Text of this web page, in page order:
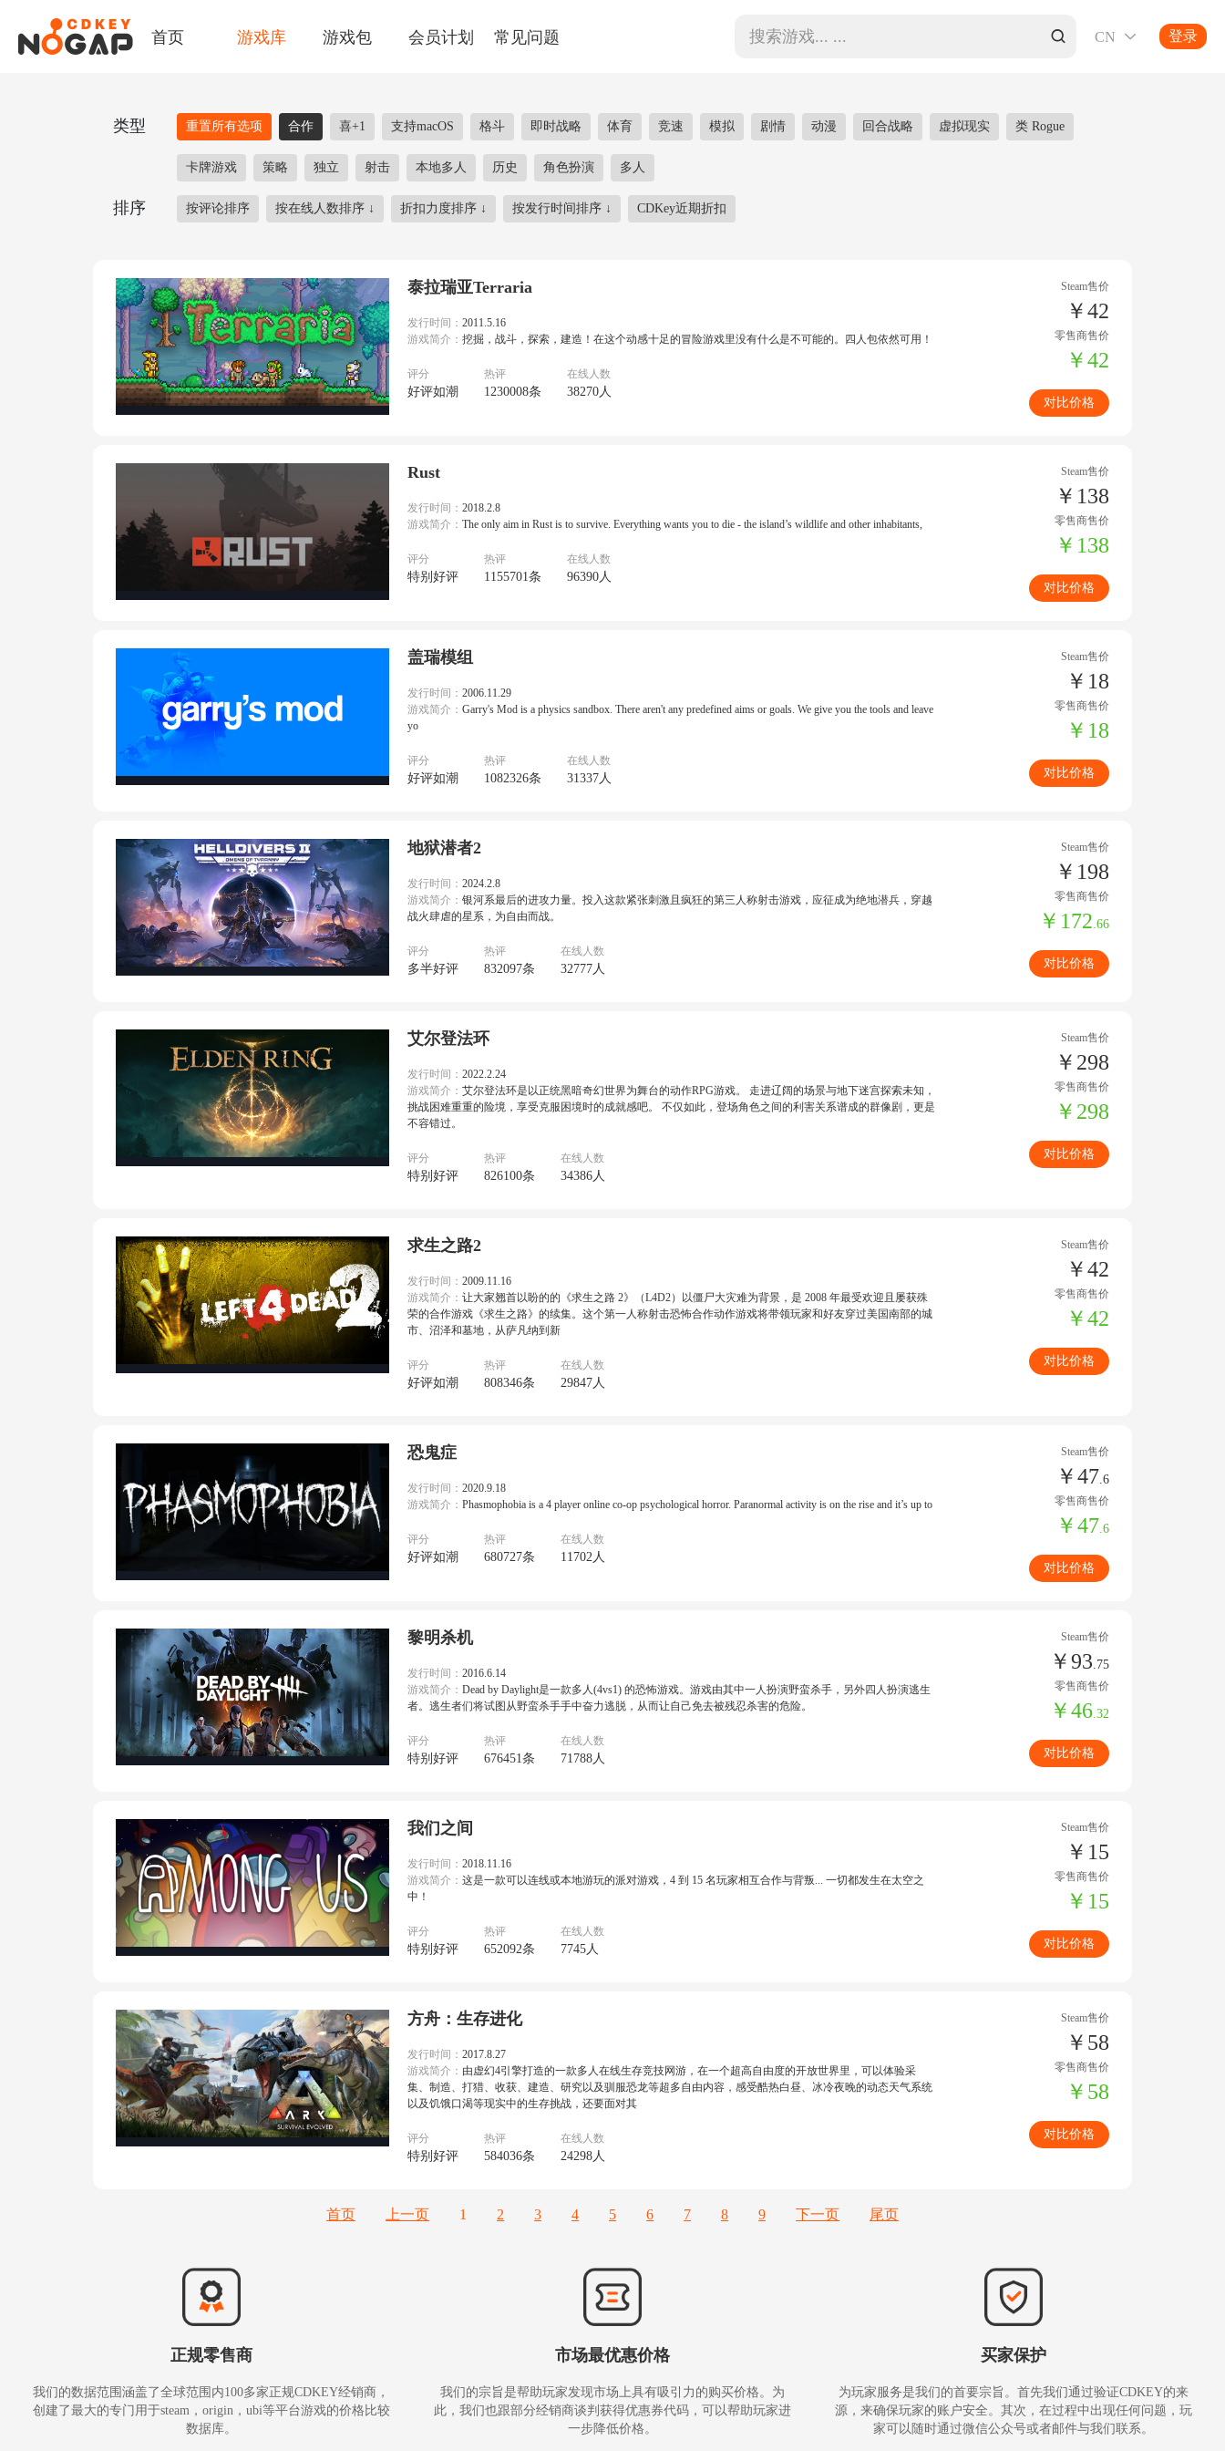
首页 游戏库 游戏包 会员计划 常见问题 CN  登录
类型 重置所有选项 合作 喜+1 支持macOS 格斗 即时战略 体育 竞速 模拟 剧情 动漫 回合战略 虚拟现实 类 Rogue
卡牌游戏 策略 独立 射击 本地多人 历史 角色扮演 多人
排序 按评论排序 按在线人数排序 ↓ 折扣力度排序 ↓ 按发行时间排序 ↓ CDKey近期折扣
泰拉瑞亚Terraria
发行时间： 2011.5.16
游戏简介： 挖掘，战斗，探索，建造！在这个动感十足的冒险游戏里没有什么是不可能的。四人包依然可用！
评分
好评如潮
热评
1230008条
在线人数
38270人
Steam售价
￥42
零售商售价
￥42
对比价格
Rust
发行时间： 2018.2.8
游戏简介： The only aim in Rust is to survive. Everything wants you to die - the island’s wildlife and other inhabitants,
评分
特别好评
热评
1155701条
在线人数
96390人
Steam售价
￥138
零售商售价
￥138
对比价格
盖瑞模组
发行时间： 2006.11.29
游戏简介： Garry's Mod is a physics sandbox. There aren't any predefined aims or goals. We give you the tools and leave
yo
评分
好评如潮
热评
1082326条
在线人数
31337人
Steam售价
￥18
零售商售价
￥18
对比价格
地狱潜者2
发行时间： 2024.2.8
游戏简介： 银河系最后的进攻力量。投入这款紧张刺激且疯狂的第三人称射击游戏，应征成为绝地潜兵，穿越
战火肆虐的星系，为自由而战。
评分
多半好评
热评
832097条
在线人数
32777人
Steam售价
￥198
零售商售价
￥172.66
对比价格
艾尔登法环
发行时间： 2022.2.24
游戏简介： 艾尔登法环是以正统黑暗奇幻世界为舞台的动作RPG游戏。 走进辽阔的场景与地下迷宫探索未知，
挑战困难重重的险境，享受克服困境时的成就感吧。 不仅如此，登场角色之间的利害关系谱成的群像剧，更是
不容错过。
评分
特别好评
热评
826100条
在线人数
34386人
Steam售价
￥298
零售商售价
￥298
对比价格
求生之路2
发行时间： 2009.11.16
游戏简介： 让大家翘首以盼的的《求生之路 2》（L4D2）以僵尸大灾难为背景，是 2008 年最受欢迎且屡获殊
荣的合作游戏《求生之路》的续集。这个第一人称射击恐怖合作动作游戏将带领玩家和好友穿过美国南部的城
市、沼泽和墓地，从萨凡纳到新
评分
好评如潮
热评
808346条
在线人数
29847人
Steam售价
￥42
零售商售价
￥42
对比价格
恐鬼症
发行时间： 2020.9.18
游戏简介： Phasmophobia is a 4 player online co-op psychological horror. Paranormal activity is on the rise and it’s up to
评分
好评如潮
热评
680727条
在线人数
11702人
Steam售价
￥47.6
零售商售价
￥47.6
对比价格
黎明杀机
发行时间： 2016.6.14
游戏简介： Dead by Daylight是一款多人(4vs1) 的恐怖游戏。游戏由其中一人扮演野蛮杀手，另外四人扮演逃生
者。逃生者们将试图从野蛮杀手手中奋力逃脱，从而让自己免去被残忍杀害的危险。
评分
特别好评
热评
676451条
在线人数
71788人
Steam售价
￥93.75
零售商售价
￥46.32
对比价格
我们之间
发行时间： 2018.11.16
游戏简介： 这是一款可以连线或本地游玩的派对游戏，4 到 15 名玩家相互合作与背叛... 一切都发生在太空之
中！
评分
特别好评
热评
652092条
在线人数
7745人
Steam售价
￥15
零售商售价
￥15
对比价格
方舟：生存进化
发行时间： 2017.8.27
游戏简介： 由虚幻4引擎打造的一款多人在线生存竞技网游，在一个超高自由度的开放世界里，可以体验采
集、制造、打猎、收获、建造、研究以及驯服恐龙等超多自由内容，感受酷热白昼、冰冷夜晚的动态天气系统
以及饥饿口渴等现实中的生存挑战，还要面对其
评分
特别好评
热评
584036条
在线人数
24298人
Steam售价
￥58
零售商售价
￥58
对比价格
首页 上一页 1 2 3 4 5 6 7 8 9 下一页 尾页
正规零售商
我们的数据范围涵盖了全球范围内100多家正规CDKEY经销商，
创建了最大的专门用于steam，origin，ubi等平台游戏的价格比较
数据库。
市场最优惠价格
我们的宗旨是帮助玩家发现市场上具有吸引力的购买价格。为
此，我们也跟部分经销商谈判获得优惠券代码，可以帮助玩家进
一步降低价格。
买家保护
为玩家服务是我们的首要宗旨。首先我们通过验证CDKEY的来
源，来确保玩家的账户安全。其次，在过程中出现任何问题，玩
家可以随时通过微信公众号或者邮件与我们联系。